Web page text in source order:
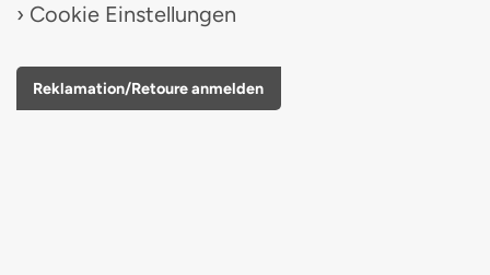
Cookie Einstellungen
Reklamation/Retoure anmelden